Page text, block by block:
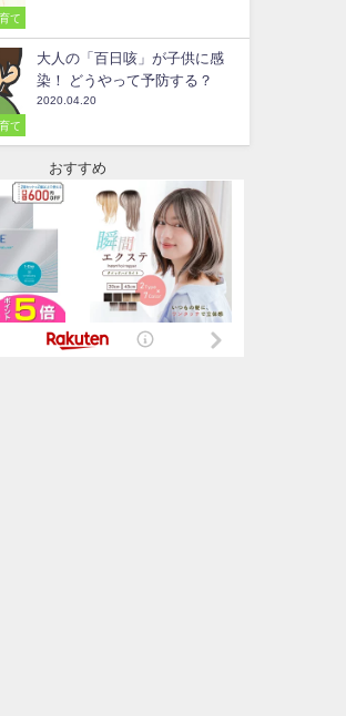
て
て
大人の「百日咳」が子供に感
染！ どうやって予防する？
2020.04.20
おすすめ